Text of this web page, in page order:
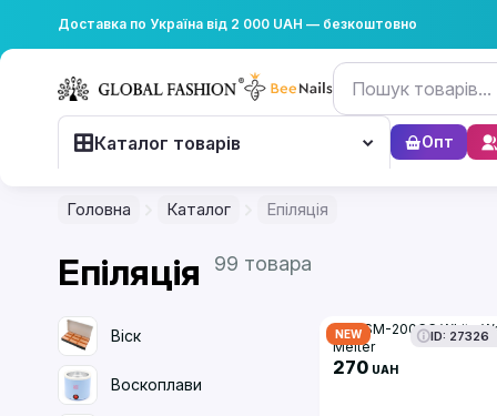
Доставка по Україна від 2 000 UAH — безкоштовно
Каталог товарів Опт
Головна Каталог Епіляція
Епіляція 99 товара
Віск
Воскоплави
NEW ID: 27326
Wax SM-200CC White
Melter
270 UAH